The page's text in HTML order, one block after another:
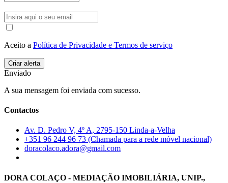
Aceito a Política de Privacidade e Termos de serviço
Enviado
A sua mensagem foi enviada com sucesso.
Contactos
Av. D. Pedro V, 4º A, 2795-150 Linda-a-Velha
+351 96 244 96 73 (Chamada para a rede móvel nacional)
doracolaco.adora@gmail.com
DORA COLAÇO - MEDIAÇÃO IMOBILIÁRIA, UNIP.,